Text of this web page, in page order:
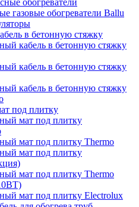
газовые обогреватели Ballu
в бетонную стяжку
кабель в бетонную стяжку
кабель в бетонную стяжку
кабель в бетонную стяжку
под плитку
мат под плитку
мат под плитку Thermo
мат под плитку
мат под плитку Thermo
мат под плитку Electrolux